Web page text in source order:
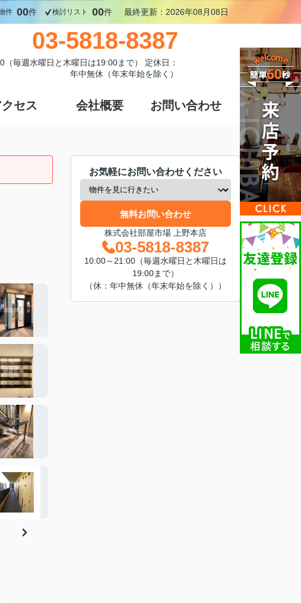
件 00件 検討リスト 00件 最終更新：2026年08月08日
03-5818-8387
毎週水曜日と木曜日は19:00まで） 定休日：
年中無休（年末年始を除く）
クセス 会社概要 お問い合わせ
お気軽にお問い合わせください
無料お問い合わせ
株式会社部屋市場 上野本店
03-5818-8387
10:00～21:00（毎週水曜日と木曜日は
19:00まで）
（休：年中無休（年末年始を除く））